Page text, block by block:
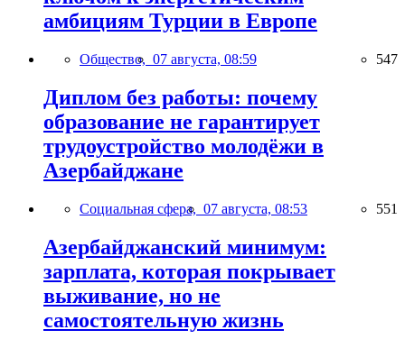
амбициям Турции в Европе
Общество, 07 августа, 08:59 547
Диплом без работы: почему
образование не гарантирует
трудоустройство молодёжи в
Азербайджане
Социальная сфера, 07 августа, 08:53 551
Азербайджанский минимум:
зарплата, которая покрывает
выживание, но не
самостоятельную жизнь